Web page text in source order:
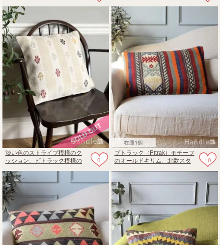
カバー60✕40
ッションカバー60✕40
0
淡い色のストライプ模様のク
ッション、ピトラック模様の
在庫1個
10
プトラック（Pitrak）モチーフ
のオールドキリム、北欧スタ